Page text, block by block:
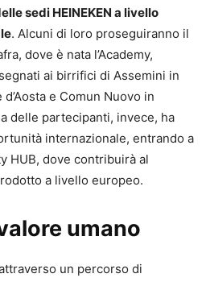
sedi HEINEKEN a livello
. Alcuni di loro proseguiranno il
dove è nata l’Academy,
ai birrifici di Assemini in
e Comun Nuovo in
delle partecipanti, invece, ha
internazionale, entrando a
HUB, dove contribuirà al
a livello europeo.
umano
un percorso di